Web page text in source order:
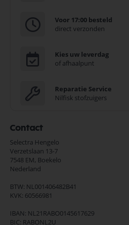
Voor 17:00 besteld
direct verzonden
Kies uw leverdag
of afhaalpunt
Reparatie Service
Nilfisk stofzuigers
Contact
Selectra Hengelo
Verzetslaan 13-7
7548 EM, Boekelo
Nederland
BTW: NL001406482B41
KVK: 60566981
IBAN: NL21RABO0145617629
BIC: RABONL2U